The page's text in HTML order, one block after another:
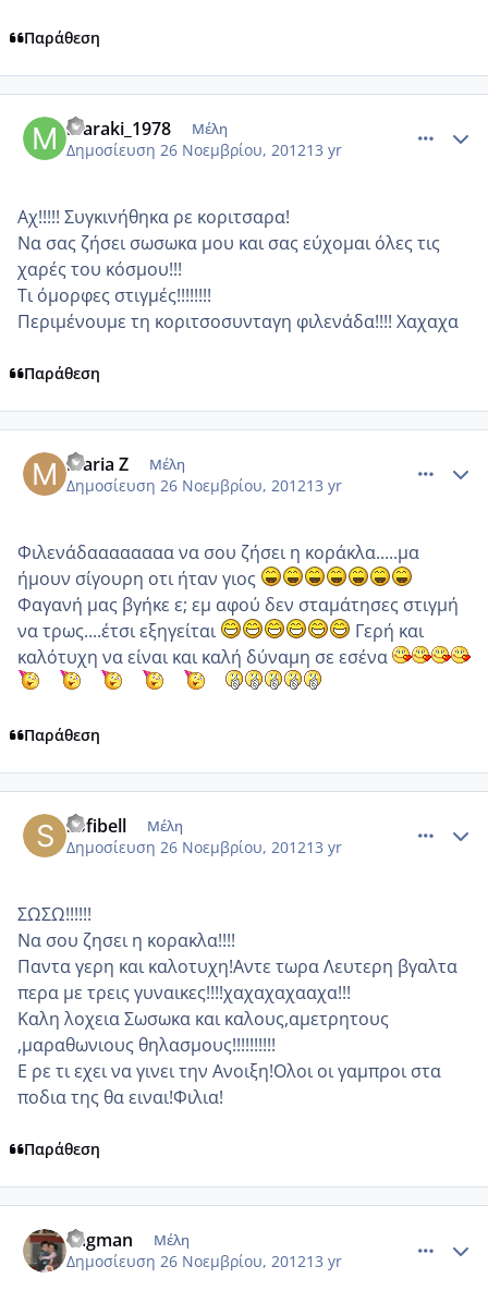
Παράθεση
maraki_1978 Μέλη
Δημοσίευση 26 Νοεμβρίου, 201213 yr
Αχ!!!!! Συγκινήθηκα ρε κοριτσαρα!
Να σας ζήσει σωσωκα μου και σας εύχομαι όλες τις
χαρές του κόσμου!!!
Τι όμορφες στιγμές!!!!!!!!
Περιμένουμε τη κοριτσοσυνταγη φιλενάδα!!!! Χαχαχα
Παράθεση
maria Z Μέλη
Δημοσίευση 26 Νοεμβρίου, 201213 yr
Φιλενάδαααααααα να σου ζήσει η κοράκλα.....μα
ήμουν σίγουρη οτι ήταν γιος
Φαγανή μας βγήκε ε; εμ αφού δεν σταμάτησες στιγμή
να τρως....έτσι εξηγείται
Γερή και
καλότυχη να είναι και καλή δύναμη σε εσένα
Παράθεση
sofibell Μέλη
Δημοσίευση 26 Νοεμβρίου, 201213 yr
ΣΩΣΩ!!!!!!
Να σου ζησει η κορακλα!!!!
Παντα γερη και καλοτυχη!Αντε τωρα Λευτερη βγαλτα
περα με τρεις γυναικες!!!!χαχαχαχααχα!!!
Καλη λοχεια Σωσωκα και καλους,αμετρητους
,μαραθωνιους θηλασμους!!!!!!!!!!
Ε ρε τι εχει να γινει την Ανοιξη!Ολοι οι γαμπροι στα
ποδια της θα ειναι!Φιλια!
Παράθεση
vagman Μέλη
Δημοσίευση 26 Νοεμβρίου, 201213 yr